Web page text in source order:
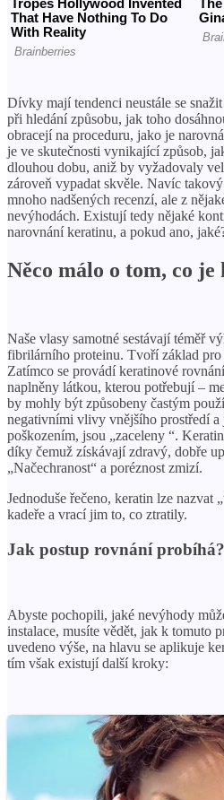
Dívky mají tendenci neustále se
při hledání způsobu, jak toho
obracejí na proceduru, jako je
je ve skutečnosti vynikající způsob,
dlouhou dobu, aniž by vyžadovaly
zároveň vypadat skvěle. Navíc
mnoho nadšených recenzí, ale z
nevýhodách. Existují tedy nějaké
narovnání keratinu, a pokud ano,
Něco málo o tom, co
Naše vlasy samotné sestávají téměř
fibrilárního proteinu. Tvoří základ pro
Zatímco se provádí keratinové
naplněny látkou, kterou potřebují –
by mohly být způsobeny častým
negativními vlivy vnějšího prostředí
poškozením, jsou „zaceleny “.
díky čemuž získávají zdravý, dobře
„Načechranost“ a poréznost zmizí.
Jednoduše řečeno, keratin lze nazvat
kadeře a vrací jim to, co ztratily.
Jak postup rovnání probíhá?
Abyste pochopili, jaké nevýhody
instalace, musíte vědět, jak k tomuto
uvedeno výše, na hlavu se aplikuje
tím však existují další kroky: